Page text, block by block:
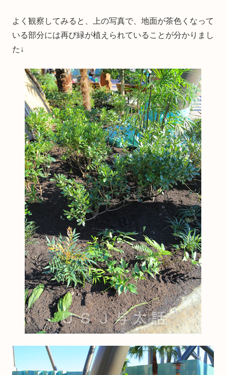
よく観察してみると、上の写真で、地面が茶色くなって
いる部分には再び緑が植えられていることが分かりまし
た↓